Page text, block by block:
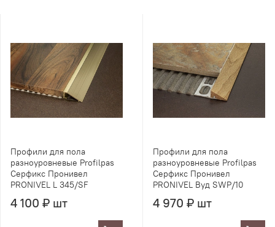
Профили для пола
разноуровневые Profilpas
Серфикс Пронивел
PRONIVEL L 345/SF
4 100 ₽ шт
Профили для пола
разноуровневые Profilpas
Серфикс Пронивел
PRONIVEL Вуд SWP/10
4 970 ₽ шт